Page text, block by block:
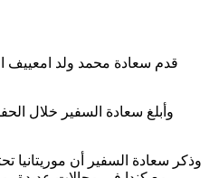
قدم سعادة محمد ولد امعييف ا
وأبلغ سعادة السفير خلال
وذكر سعادة السفير أن موريتانيا